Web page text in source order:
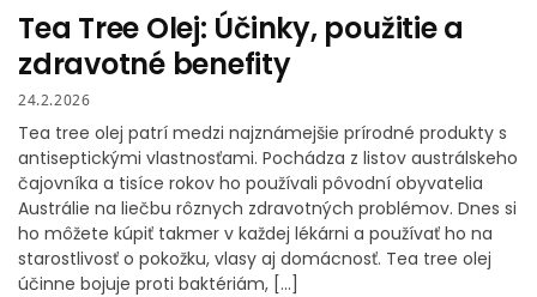
Tea Tree Olej: Účinky, použitie a
zdravotné benefity
24.2.2026
Tea tree olej patrí medzi najznámejšie prírodné produkty s
antiseptickými vlastnosťami. Pochádza z listov austrálskeho
čajovníka a tisíce rokov ho používali pôvodní obyvatelia
Austrálie na liečbu rôznych zdravotných problémov. Dnes si
ho môžete kúpiť takmer v každej lékárni a používať ho na
starostlivosť o pokožku, vlasy aj domácnosť. Tea tree olej
účinne bojuje proti baktériám, […]